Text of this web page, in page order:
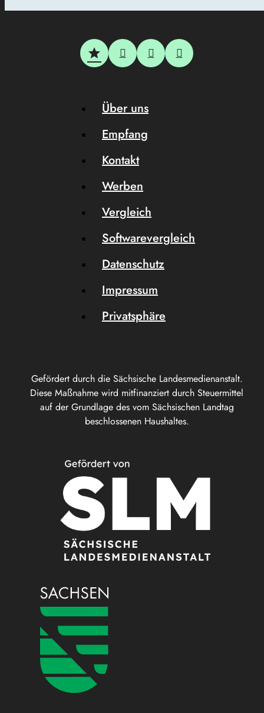
Gefördert durch die Sächsische Landesmedienanstalt.
Diese Maßnahme wird mitfinanziert durch Steuermittel
auf der Grundlage des vom Sächsischen Landtag
beschlossenen Haushaltes.
Über uns
Empfang
Kontakt
Werben
Vergleich
Softwarevergleich
Datenschutz
Impressum
Privatsphäre